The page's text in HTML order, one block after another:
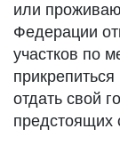
или
Федерации
участков по
отдать свой
предстоящих